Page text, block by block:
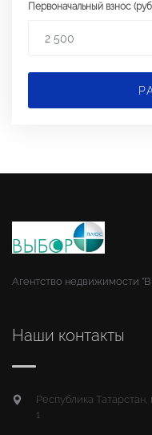
Первоначальный взнос
Агентство недвижимости
Наши контакты
Республика Татарстан,
1